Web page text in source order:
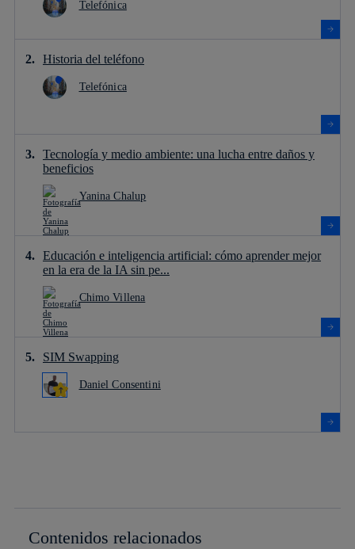
Telefónica
Historia del teléfono
Telefónica
Tecnología y medio ambiente: una lucha entre daños y
beneficios
Yanina Chalup
Educación e inteligencia artificial: cómo aprender mejor
en la era de la IA sin pe...
Chimo Villena
SIM Swapping
Daniel Consentini
Contenidos relacionados